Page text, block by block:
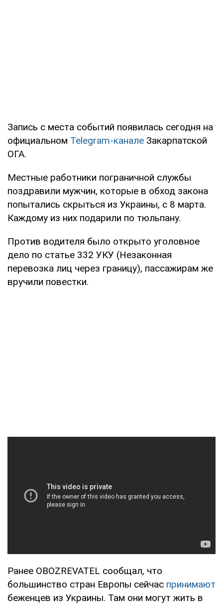
Запись с места событий появилась сегодня на
официальном Telegram-канале Закарпатской
ОГА.
Местные работники пограничной службы
поздравили мужчин, которые в обход закона
попытались скрыться из Украины, с 8 марта.
Каждому из них подарили по тюльпану.
Против водителя было открыто уголовное
дело по статье 332 УКУ (Незаконная
перевозка лиц через границу), пассажирам же
вручили повестки.
Ранее OBOZREVATEL сообщал, что
большинство стран Европы сейчас принимают
беженцев из Украины. Там они могут жить в